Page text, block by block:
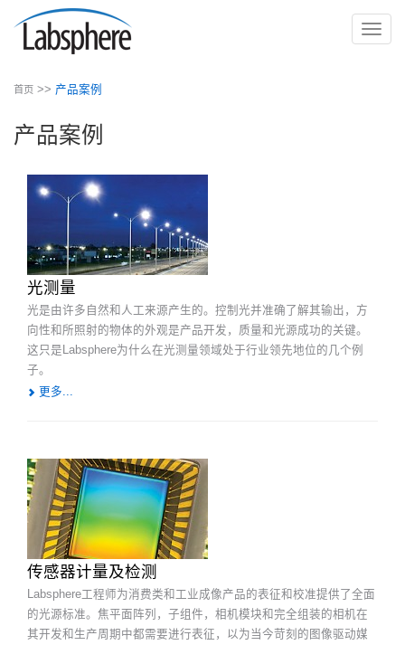
切
首页 >> 产品案例
产品案例
光测量
光是由许多自然和人工来源产生的。控制光并准确了解其输出，方
向性和所照射的物体的外观是产品开发，质量和光源成功的关键。
这只是Labsphere为什么在光测量领域处于行业领先地位的几个例
子。
更多...
传感器计量及检测
Labsphere工程师为消费类和工业成像产品的表征和校准提供了全面
的光源标准。焦平面阵列，子组件，相机模块和完全组装的相机在
其开发和生产周期中都需要进行表征，以为当今苛刻的图像驱动媒